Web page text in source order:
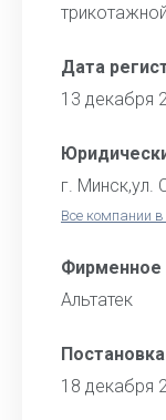
Дата
13 декабря
г. Минск,ул.
Все компании в
Фирменное
Альтатек
18 декабря